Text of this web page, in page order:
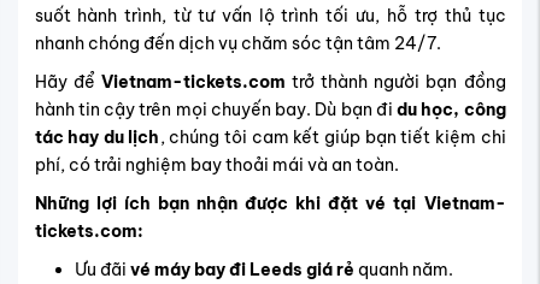
suốt hành trình, từ tư vấn lộ trình tối ưu, hỗ trợ thủ tục
nhanh chóng đến dịch vụ chăm sóc tận tâm 24/7.
Hãy để Vietnam-tickets.com trở thành người bạn đồng
hành tin cậy trên mọi chuyến bay. Dù bạn đi du học, công
tác hay du lịch, chúng tôi cam kết giúp bạn tiết kiệm chi
phí, có trải nghiệm bay thoải mái và an toàn.
Những lợi ích bạn nhận được khi đặt vé tại Vietnam-
tickets.com:
Ưu đãi vé máy bay đi Leeds giá rẻ quanh năm.